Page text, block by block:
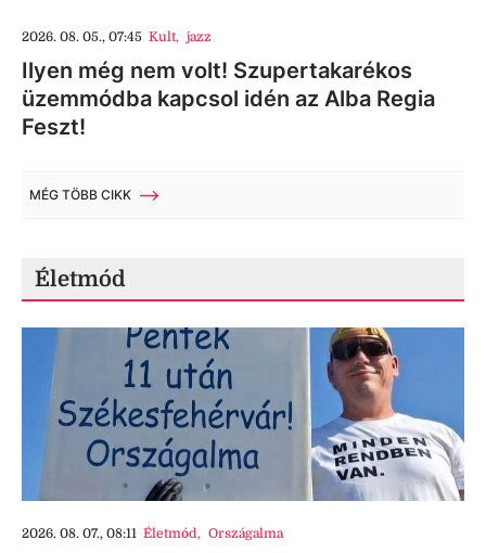
2026. 08. 05., 07:45 Kult, jazz
Ilyen még nem volt! Szupertakarékos
üzemmódba kapcsol idén az Alba Regia
Feszt!
MÉG TÖBB CIKK
Életmód
2026. 08. 07., 08:11 Életmód, Országalma